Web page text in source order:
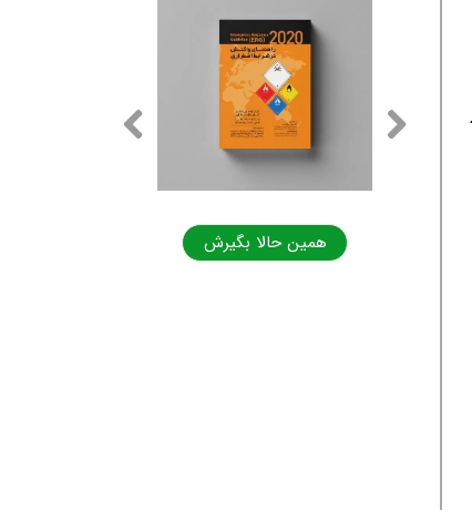
همین حالا بگیرش